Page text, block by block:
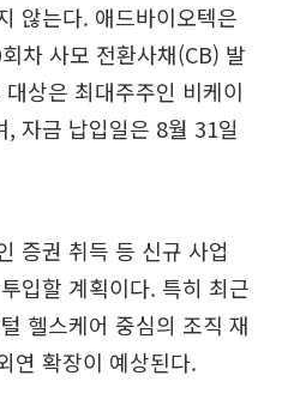
않는다. 애드바이오텍은
차 사모 전환사채(CB) 발
상은 최대주주인 비케이
자금 납입일은 8월 31일
증권 취득 등 신규 사업
입할 계획이다. 특히 최근
헬스케어 중심의 조직 재
연 확장이 예상된다.